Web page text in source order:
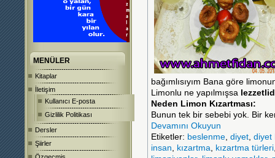
MENÜLER
Kitaplar
İletişim
Kullanıcı E-posta
Gizlilik Politikası
Dersler
Şiirler
bağımlısıyım Bana göre
Limonlu ne yapılmışsa
Neden Limon Kızartması:
Bunun tek bir sebebi yok. Bir
Devamını Okuyun
Etiketler: beslenme, diyet, diyet
insan, kızartma, kızartma türleri